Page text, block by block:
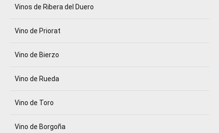
Vinos de Ribera del Duero
Vino de Priorat
Vino de Bierzo
Vino de Rueda
Vino de Toro
Vino de Borgoña